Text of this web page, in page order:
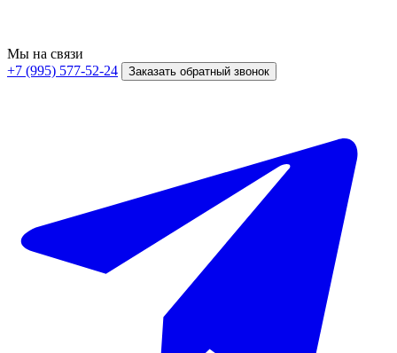
Мы на связи
+7 (995) 577-52-24
Заказать обратный звонок